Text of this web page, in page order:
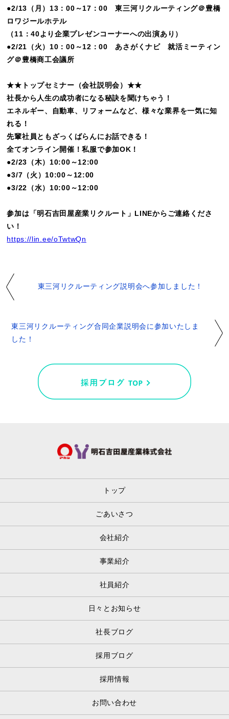
●2/13（月）13：00～17：00 東三河リクルーティング＠豊橋
ロワジールホテル
（11：40より企業プレゼンコーナーへの出演あり）
●2/21（火）10：00～12：00 あさがくナビ 就活ミーティン
グ＠豊橋商工会議所
★★トップセミナー（会社説明会）★★
社長から人生の成功者になる秘訣を聞けちゃう！
エネルギー、自動車、リフォームなど、様々な業界を一気に知
れる！
先輩社員ともざっくばらんにお話できる！
全てオンライン開催！私服で参加OK！
●2/23（木）10:00～12:00
●3/7（火）10:00～12:00
●3/22（水）10:00～12:00
参加は「明石吉田屋産業リクルート」LINEからご連絡くださ
い！
https://lin.ee/oTwtwQn
東三河リクルーティング説明会へ参加しました！
東三河リクルーティング合同企業説明会に参加いたしま
した！
トップ
ごあいさつ
会社紹介
事業紹介
社員紹介
日々とお知らせ
社長ブログ
採用ブログ
採用情報
お問い合わせ